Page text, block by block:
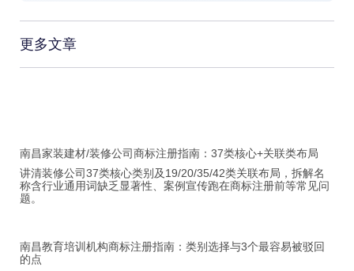
更多文章
南昌家装建材/装修公司商标注册指南：37类核心+关联类布局
讲清装修公司37类核心类别及19/20/35/42类关联布局，拆解名
称含行业通用词缺乏显著性、案例宣传跑在商标注册前等常见问
题。
南昌教育培训机构商标注册指南：类别选择与3个最容易被驳回
的点